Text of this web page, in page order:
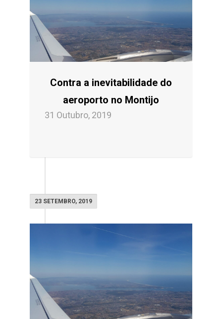
Contra a inevitabilidade do
aeroporto no Montijo
31 Outubro, 2019
23 SETEMBRO, 2019